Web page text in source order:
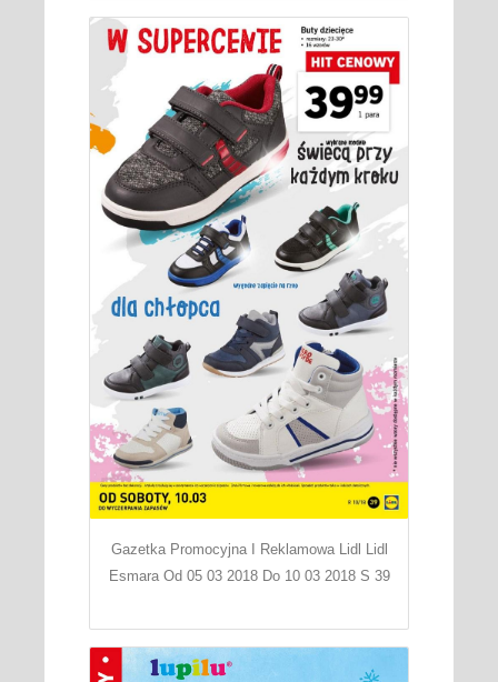
Gazetka Promocyjna I Reklamowa Lidl Lidl
Esmara Od 05 03 2018 Do 10 03 2018 S 39